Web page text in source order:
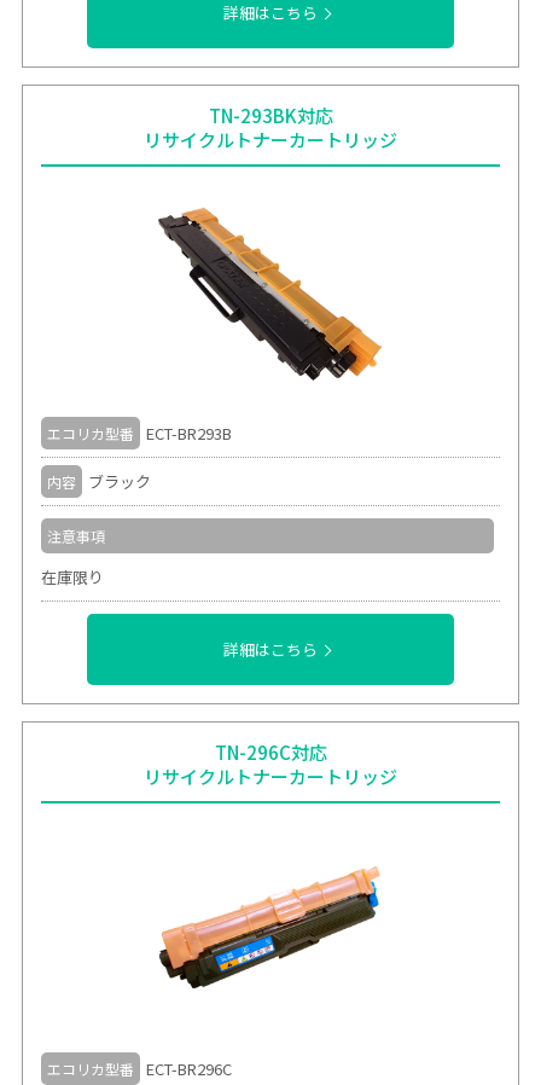
詳細はこちら
TN-293BK対応
リサイクルトナーカートリッジ
エコリカ型番 ECT-BR293B
内容 ブラック
注意事項
在庫限り
詳細はこちら
TN-296C対応
リサイクルトナーカートリッジ
エコリカ型番 ECT-BR296C